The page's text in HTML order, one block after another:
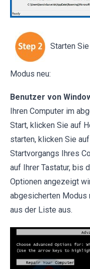
Starten
Modus neu:
Benutzer von
Ihren Computer im
Start, klicken Sie auf
starten, klicken Sie
Startvorgangs Ihres
auf Ihrer Tastatur, bis
Optionen angezeigt
abgesicherten
aus der Liste aus.